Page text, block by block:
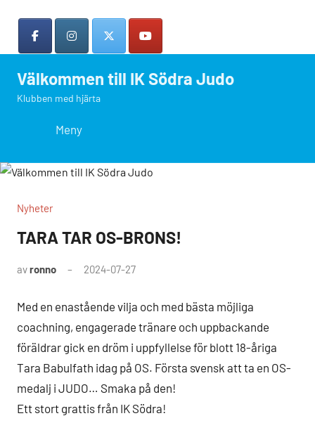
innehåll
Välkommen till IK Södra Judo
Klubben med hjärta
Meny
Nyheter
TARA TAR OS-BRONS!
avronno 2024-07-27
Med en enastående vilja och med bästa möjliga
coachning, engagerade tränare och uppbackande
föräldrar gick en dröm i uppfyllelse för blott 18-åriga
Tara Babulfath idag på OS. Första svensk att ta en OS-
medalj i JUDO… Smaka på den!
Ett stort grattis från IK Södra!